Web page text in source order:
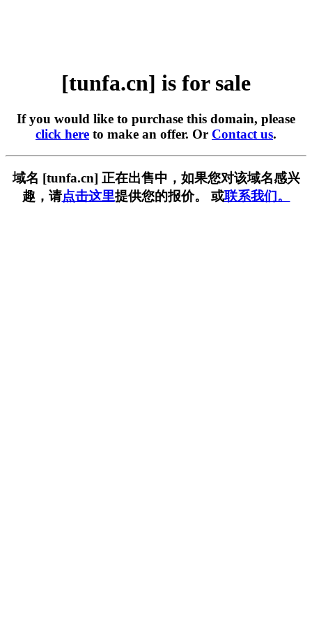
[tunfa.cn] is for sale
If you would like to purchase this domain, please
click here to make an offer. Or Contact us.
域名 [tunfa.cn] 正在出售中，如果您对该域名感兴
趣，请点击这里提供您的报价。 或联系我们。